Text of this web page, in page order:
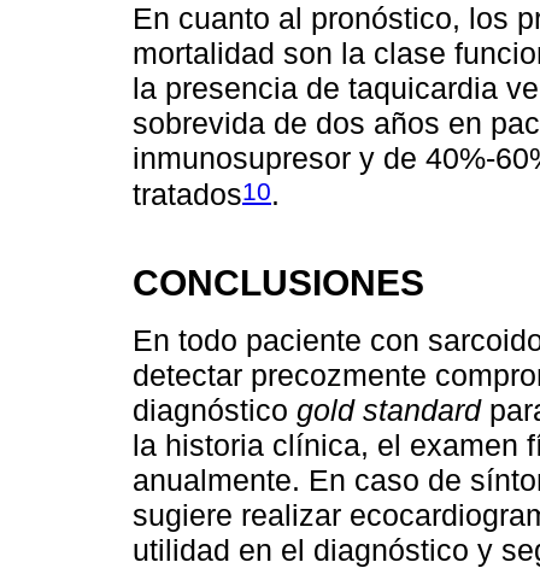
En cuanto al pronóstico, los
mortalidad son la clase
la presencia de taquicardia
sobrevida de dos años en
inmunosupresor y de 40%-
tratados10.
CONCLUSIONES
En todo paciente con
detectar precozmente
diagnóstico gold standard
la historia clínica, el examen
anualmente. En caso de
sugiere realizar
utilidad en el diagnóstico y